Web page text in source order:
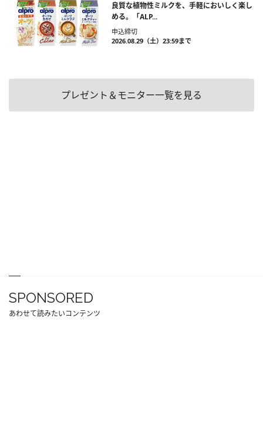
良質な植物性ミルクを、手軽においしく楽し
める。「ALP...
申込締切
2026.08.29（土）23:59まで
プレゼント＆モニター一覧を見る
SPONSORED
あわせて読みたいコンテンツ